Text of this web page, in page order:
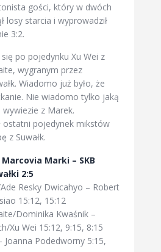
gości, który w dwóch
losy starcia i wyprowadził
3:2.
po pojedynku Xu Wei z
wygranym przez
Wiadomo już było, że
Nie wiadomo tylko jaką
z Marek.
ostatni pojedynek mikstów
z Suwałk.
Marki – SKB
2:5
Resky Dwicahyo – Robert
15:12, 15:12
Dominika Kwaśnik –
Xu Wei 15:12, 9:15, 8:15
Joanna Podedworny 5:15,